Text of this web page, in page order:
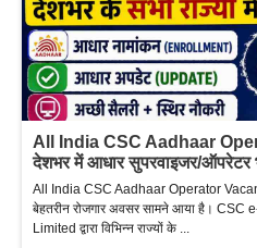
All India CSC Aadhaar
देशभर में आधार सुपरवाइजर/
All India CSC Aadhaar Operator
बेहतरीन रोजगार अवसर सामने आया है।
Limited द्वारा विभिन्न राज्यों के ...